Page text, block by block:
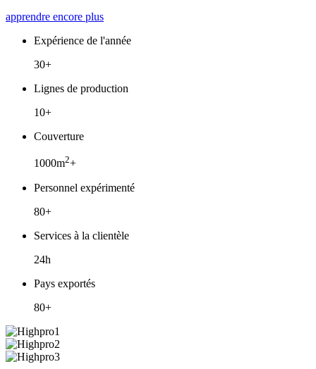
apprendre encore plus
Expérience de l'année
30+
Lignes de production
10+
Couverture
1000m2+
Personnel expérimenté
80+
Services à la clientèle
24h
Pays exportés
80+